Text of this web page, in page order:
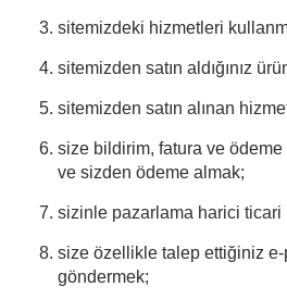
sitemizdeki hizmetleri
sitemizden satın aldığınız
sitemizden satın alınan
size bildirim, fatura ve ödeme
ve sizden ödeme almak;
sizinle pazarlama harici ticari
size özellikle talep ettiğiniz
göndermek;